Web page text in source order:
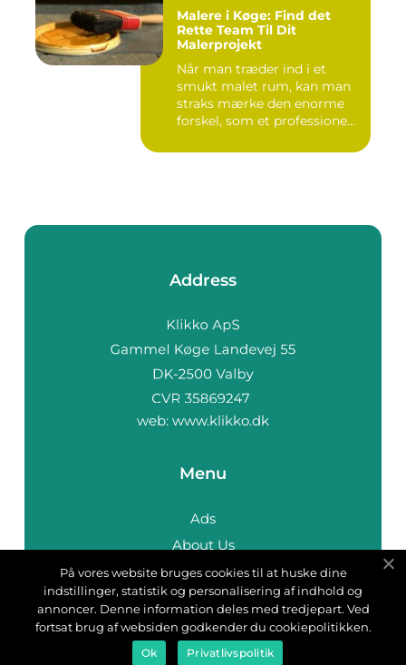
Malere i Køge: Find det
Rette Team Til Dit
Malerprojekt
Når man træder ind i et
smukt malet rum, kan man
straks mærke den enorme
forskel, som et professione...
Address
web: www.klikko.dk
Menu
Ads
About Us
Cookies
Contact
Sitemap
På vores website bruges cookies til at huske dine
indstillinger, statistik og personalisering af indhold og
annoncer. Denne information deles med tredjepart. Ved
fortsat brug af websiden godkender du cookiepolitikken.
Ok Privatlivspolitik